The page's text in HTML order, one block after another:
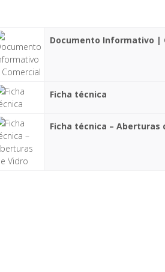
Documento Informativo |
Ficha técnica
Ficha técnica – Aberturas